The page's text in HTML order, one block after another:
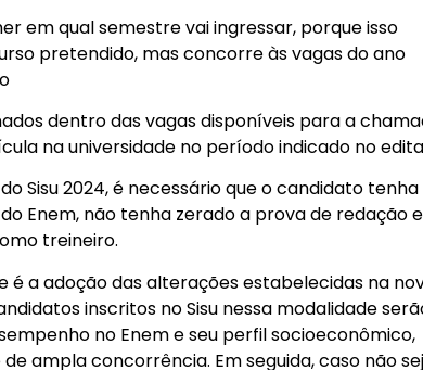
em qual semestre vai ingressar, porque isso
pretendido, mas concorre às vagas do ano
dentro das vagas disponíveis para a
na universidade no período indicado no
Sisu 2024, é necessário que o candidato tenha
Enem, não tenha zerado a prova de redação
treineiro.
é a adoção das alterações estabelecidas na
inscritos no Sisu nessa modalidade
no Enem e seu perfil socioeconômico,
ampla concorrência. Em seguida, caso não